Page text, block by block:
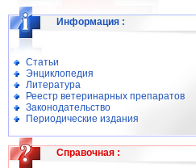
Информация :
Статьи
Энциклопедия
Литература
Реестр ветеринарных препаратов
Законодательство
Периодические издания
Справочная :